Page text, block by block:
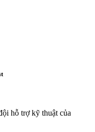
hỗ trợ kỹ thuật của